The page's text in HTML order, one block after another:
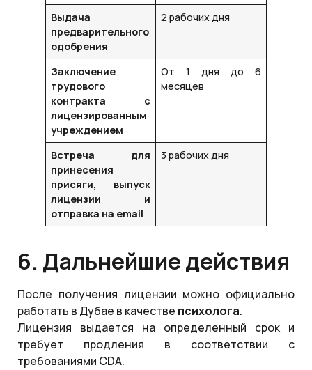
Выдача
предварительного
одобрения
2 рабочих дня
Заключение
трудового
контракта с
лицензированным
учреждением
От 1 дня до 6
месяцев
Встреча для
принесения
присяги, выпуск
лицензии и
отправка на email
3 рабочих дня
6. Дальнейшие действия
После получения лицензии можно официально
работать в Дубае в качестве психолога.
Лицензия выдается на определенный срок и
требует продления в соответствии с
требованиями CDA.